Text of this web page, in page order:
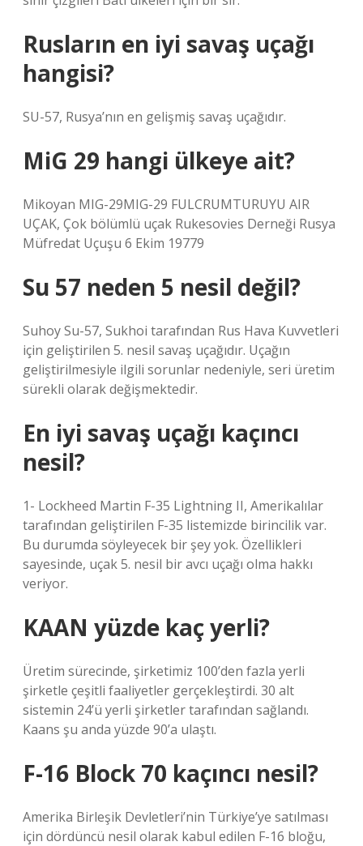
Rusların en iyi savaş uçağı
hangisi?
SU-57, Rusya’nın en gelişmiş savaş uçağıdır.
MiG 29 hangi ülkeye ait?
Mikoyan MIG-29MIG-29 FULCRUMTURUYU AIR
UÇAK, Çok bölümlü uçak Rukesovies Derneği Rusya
Müfredat Uçuşu 6 Ekim 19779
Su 57 neden 5 nesil değil?
Suhoy Su-57, Sukhoi tarafından Rus Hava Kuvvetleri
için geliştirilen 5. nesil savaş uçağıdır. Uçağın
geliştirilmesiyle ilgili sorunlar nedeniyle, seri üretim
sürekli olarak değişmektedir.
En iyi savaş uçağı kaçıncı
nesil?
1- Lockheed Martin F-35 Lightning II, Amerikalılar
tarafından geliştirilen F-35 listemizde birincilik var.
Bu durumda söyleyecek bir şey yok. Özellikleri
sayesinde, uçak 5. nesil bir avcı uçağı olma hakkı
veriyor.
KAAN yüzde kaç yerli?
Üretim sürecinde, şirketimiz 100’den fazla yerli
şirketle çeşitli faaliyetler gerçekleştirdi. 30 alt
sistemin 24’ü yerli şirketler tarafından sağlandı.
Kaans şu anda yüzde 90’a ulaştı.
F-16 Block 70 kaçıncı nesil?
Amerika Birleşik Devletleri’nin Türkiye’ye satılması
için dördüncü nesil olarak kabul edilen F-16 bloğu,